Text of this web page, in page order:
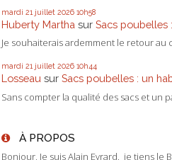
mardi 21 juillet 2026 10h58
Huberty Martha sur Sacs poubelles
Je souhaiterais ardemment le retour au
mardi 21 juillet 2026 10h44
Losseau sur Sacs poubelles : un
Sans compter la qualité des sacs et un
À PROPOS
Bonjour, Je suis Alain Evrard. je tiens le